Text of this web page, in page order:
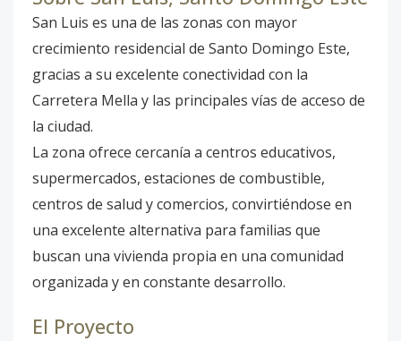
San Luis es una de las zonas con mayor
crecimiento residencial de Santo Domingo Este,
gracias a su excelente conectividad con la
Carretera Mella y las principales vías de acceso de
la ciudad.
La zona ofrece cercanía a centros educativos,
supermercados, estaciones de combustible,
centros de salud y comercios, convirtiéndose en
una excelente alternativa para familias que
buscan una vivienda propia en una comunidad
organizada y en constante desarrollo.
El Proyecto